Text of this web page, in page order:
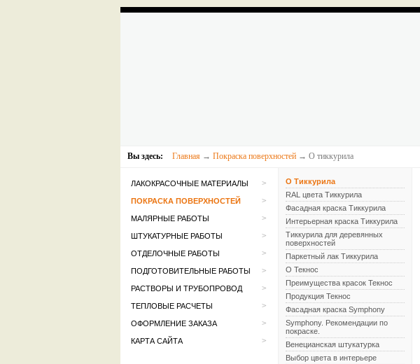
Вы здесь: Главная → Покраска поверхностей → О тиккурила
ЛАКОКРАСОЧНЫЕ МАТЕРИАЛЫ >
ПОКРАСКА ПОВЕРХНОСТЕЙ >
МАЛЯРНЫЕ РАБОТЫ >
ШТУКАТУРНЫЕ РАБОТЫ >
ОТДЕЛОЧНЫЕ РАБОТЫ >
ПОДГОТОВИТЕЛЬНЫЕ РАБОТЫ >
РАСТВОРЫ И ТРУБОПРОВОД >
ТЕПЛОВЫЕ РАСЧЕТЫ >
ОФОРМЛЕНИЕ ЗАКАЗА >
КАРТА САЙТА >
О Тиккурила
RAL цвета Тиккурила
Фасадная краска Тиккурила
Интерьерная краска Тиккурила
Тиккурила для деревянных
поверхностей
Паркетный лак Тиккурила
О Текнос
Преимущества красок Текнос
Продукция Текнос
Фасадная краска Symphony
Symphony. Рекомендации по
покраске.
Венецианская штукатурка
Выбор цвета в интерьере